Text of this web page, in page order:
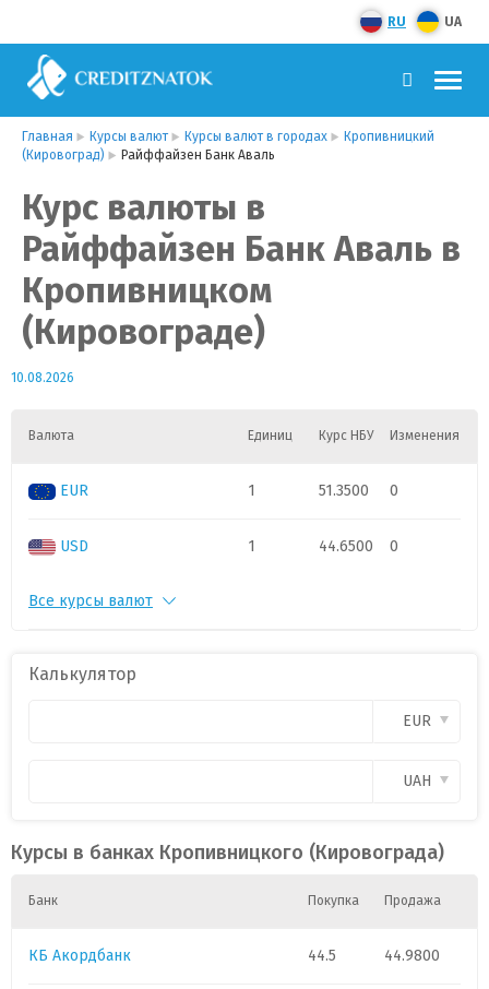
RU UA
Главная Курсы валют Курсы валют в городах
Кропивницкий
(Кировоград)
Райффайзен Банк Аваль
Курс валюты в
Райффайзен Банк Аваль в
Кропивницком
(Кировограде)
10.08.2026
Валюта Единиц Курс НБУ Изменения
EUR 1 51.3500 0
USD 1 44.6500 0
PLN
Все курсы валют
Калькулятор
EUR
UAH
Курсы в банках Кропивницкого (Кировограда)
Банк Покупка Продажа
КБ Акордбанк 44.5 44.9800